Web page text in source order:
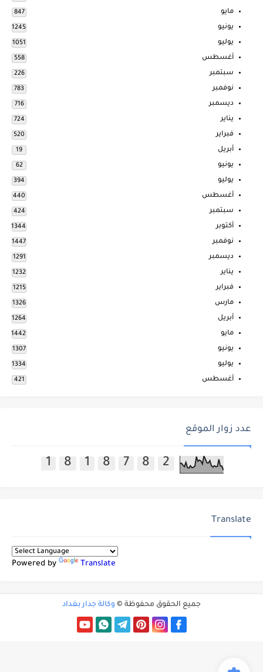
مايو 847
يونيو 1245
يوليو 1051
أغسطس 558
سبتمبر 226
نوفمبر 783
ديسمبر 716
يناير 724
فبراير 520
أبريل 19
يونيو 62
يوليو 394
أغسطس 440
سبتمبر 424
أكتوبر 1344
نوفمبر 1447
ديسمبر 1291
يناير 1232
فبراير 1215
مارس 1326
أبريل 1264
مايو 1442
يونيو 1307
يوليو 1334
أغسطس 421
عدد زوار الموقع
1 8 1 8 7 8 2
Translate
Powered by Translate
جميع الحقوق محفوظة © وكالة جدار بغداد